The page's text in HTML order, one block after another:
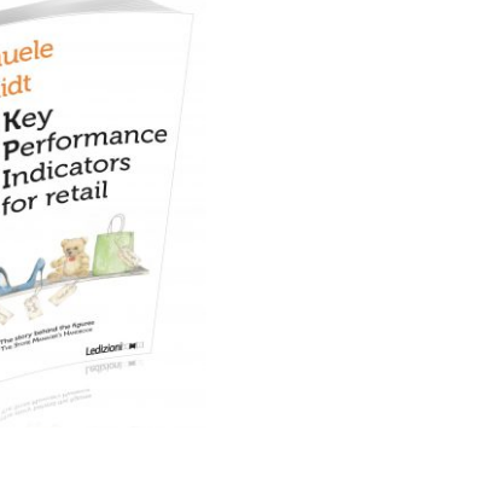
eBook in ePub
19,90€
Scegli